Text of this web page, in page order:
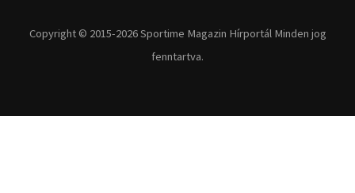
Copyright © 2015-2026 Sportime Magazin Hírportál Minden jog
fenntartva.